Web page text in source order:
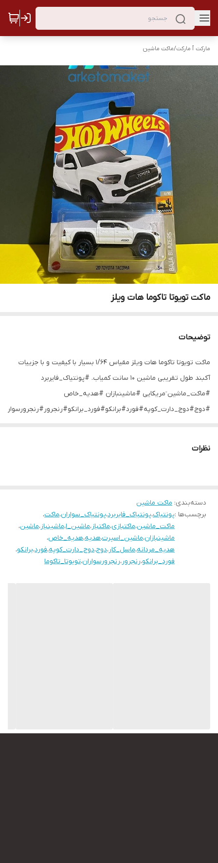
مارکت ٱ مارکت/ماکت ماشین
ماکت تویوتا تاکوما هات ویلز
توضیحات
ماکت تویوتا تاکوما هات ویلز مقیاس ۱/۶۴ بسیار با کیفیت و با جزییات
آکبند طول تقریبی ماشین ۱۰ سانت کمیاب. #پونتیاک_فایربرد
#ماکت_ماشین ٓمریکایی #ماشینبازان #هدیه_خاص
نظرات
دسته‌بندی: ماکت ماشین
برچسب‌ها :پونتیاک،پونتیاک_فایربرد،پونتیاک_سواران،ماکت،
ماکت_ماشین،ماکتبازی،ماکتباز،ماشین_ا،ماشینباز،ماشین،
ماشینبازان،ماشین_اسپرت،هدیه،هدیه_خاص،
هدیه_مردانه،ماسل_کار،دوج،دوج_دارت_کوپه،فورد،برانکو،
فورد_برانکو،رنجرور،رنجرورسواران،تویوتا_تاکوما